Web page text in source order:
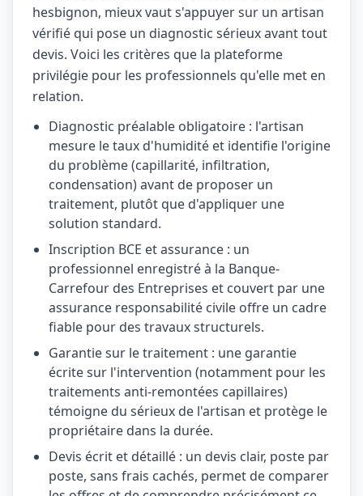
hesbignon, mieux vaut s'appuyer sur un artisan
vérifié qui pose un diagnostic sérieux avant tout
devis. Voici les critères que la plateforme
privilégie pour les professionnels qu'elle met en
relation.
Diagnostic préalable obligatoire : l'artisan
mesure le taux d'humidité et identifie l'origine
du problème (capillarité, infiltration,
condensation) avant de proposer un
traitement, plutôt que d'appliquer une
solution standard.
Inscription BCE et assurance : un
professionnel enregistré à la Banque-
Carrefour des Entreprises et couvert par une
assurance responsabilité civile offre un cadre
fiable pour des travaux structurels.
Garantie sur le traitement : une garantie
écrite sur l'intervention (notamment pour les
traitements anti-remontées capillaires)
témoigne du sérieux de l'artisan et protège le
propriétaire dans la durée.
Devis écrit et détaillé : un devis clair, poste par
poste, sans frais cachés, permet de comparer